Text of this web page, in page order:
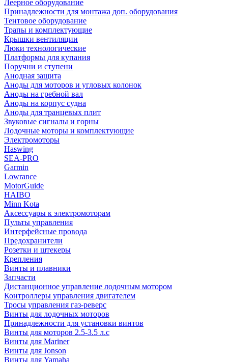
Леерное оборудование
Принадлежности для монтажа доп. оборудования
Тентовое оборудование
Трапы и комплектующие
Крышки вентиляции
Люки технологические
Платформы для купания
Поручни и ступени
Анодная защита
Аноды для моторов и угловых колонок
Аноды на гребной вал
Аноды на корпус судна
Аноды для транцевых плит
Звуковые сигналы и горны
Лодочные моторы и комплектующие
Электромоторы
Haswing
SEA-PRO
Garmin
Lowrance
MotorGuide
HAIBO
Minn Kota
Аксессуары к электромоторам
Пульты управления
Интерфейсные провода
Предохранители
Розетки и штекеры
Крепления
Винты и плавники
Запчасти
Дистанционное управление лодочным мотором
Контроллеры управления двигателем
Тросы управления газ-реверс
Винты для лодочных моторов
Принадлежности для установки винтов
Винты для моторов 2.5-3.5 л.с
Винты для Mariner
Винты для Jonson
Винты для Yamaha